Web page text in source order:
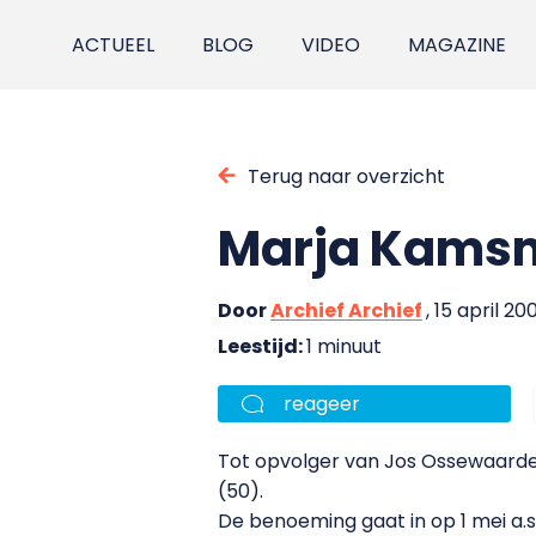
ACTUEEL BLOG VIDEO MAGAZINE
Terug naar overzicht
Marja
DoorArchief Archief, 15 april
Leestijd:1 minuut
reageer
Tot opvolger van Jos
(50).
De benoeming gaat in op 1 mei